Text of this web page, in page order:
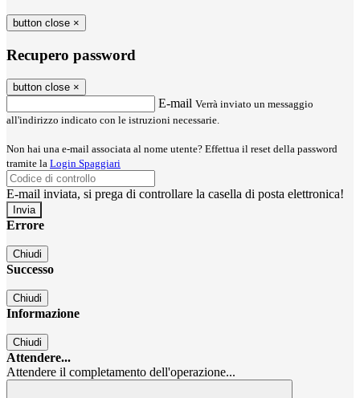
button close ×
Recupero password
button close ×
E-mail Verrà inviato un messaggio
all'indirizzo indicato con le istruzioni necessarie.
Non hai una e-mail associata al nome utente? Effettua il reset della password
tramite la Login Spaggiari
E-mail inviata, si prega di controllare la casella di posta elettronica!
Errore
Chiudi
Successo
Chiudi
Informazione
Chiudi
Attendere...
Attendere il completamento dell'operazione...